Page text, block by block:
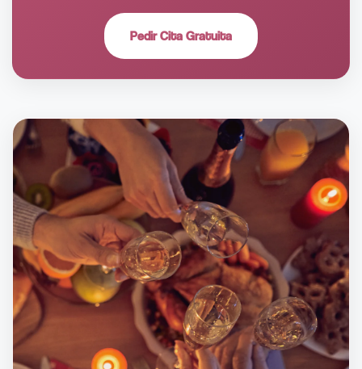
Pedir Cita Gratuita